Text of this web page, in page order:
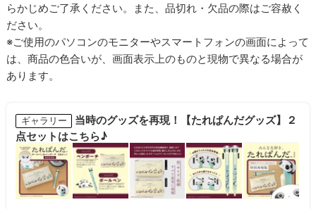
らかじめご了承ください。また、品切れ・欠品の際はご容赦く
ださい。
※ご使用のパソコンのモニターやスマートフォンの画面によって
は、商品の色合いが、画面表示上のものと現物で異なる場合が
あります。
ギャラリー
当時のグッズを再現！【たれぱんだグッズ】２
点セットはこちら♪